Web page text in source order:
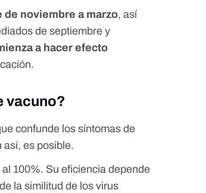
noviembre a marzo, así
de septiembre y
a hacer efecto
vacuno?
confunde los síntomas de
así, es posible.
100%. Su eficiencia depende
la similitud de los virus